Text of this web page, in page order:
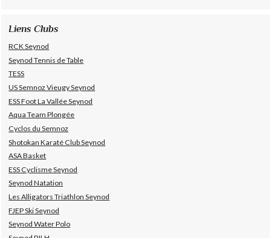
Liens Clubs
RCK Seynod
Seynod Tennis de Table
TESS
US Semnoz Vieugy Seynod
ESS Foot La Vallée Seynod
Aqua Team Plongée
Cyclos du Semnoz
Shotokan Karaté Club Seynod
ASA Basket
ESS Cyclisme Seynod
Seynod Natation
Les Alligators Triathlon Seynod
FJEP Ski Seynod
Seynod Water Polo